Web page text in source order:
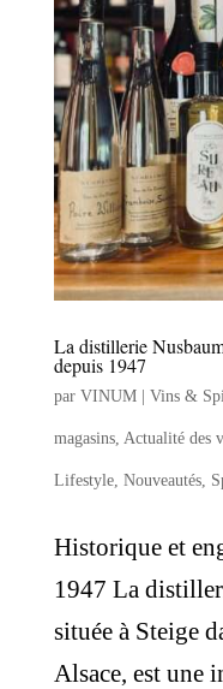
La distillerie
depuis 1947
par VINUM | Vins &
magasins, Actualité des
Lifestyle, Nouveautés,
Historique et
1947 La
située à Steige
Alsace, est une